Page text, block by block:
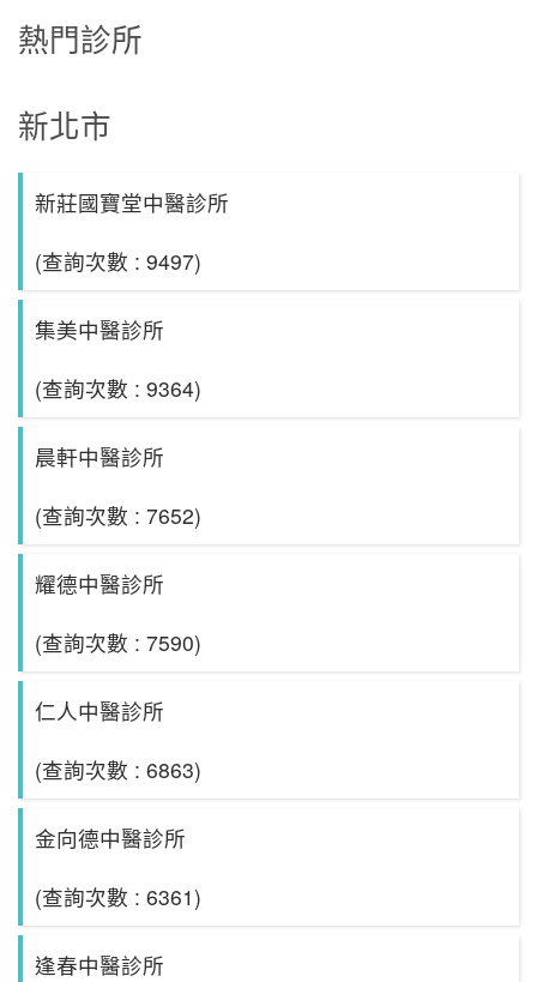
熱門診所
新北市
新莊國寶堂中醫診所
(查詢次數 : 9497)
集美中醫診所
(查詢次數 : 9364)
晨軒中醫診所
(查詢次數 : 7652)
耀德中醫診所
(查詢次數 : 7590)
仁人中醫診所
(查詢次數 : 6863)
金向德中醫診所
(查詢次數 : 6361)
逢春中醫診所